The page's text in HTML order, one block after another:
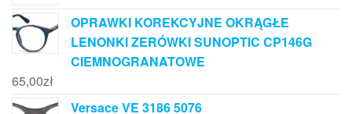
OPRAWKI KOREKCYJNE OKRĄGŁE
LENONKI ZERÓWKI SUNOPTIC CP146G
CIEMNOGRANATOWE
65,00zł
Versace VE 3186 5076